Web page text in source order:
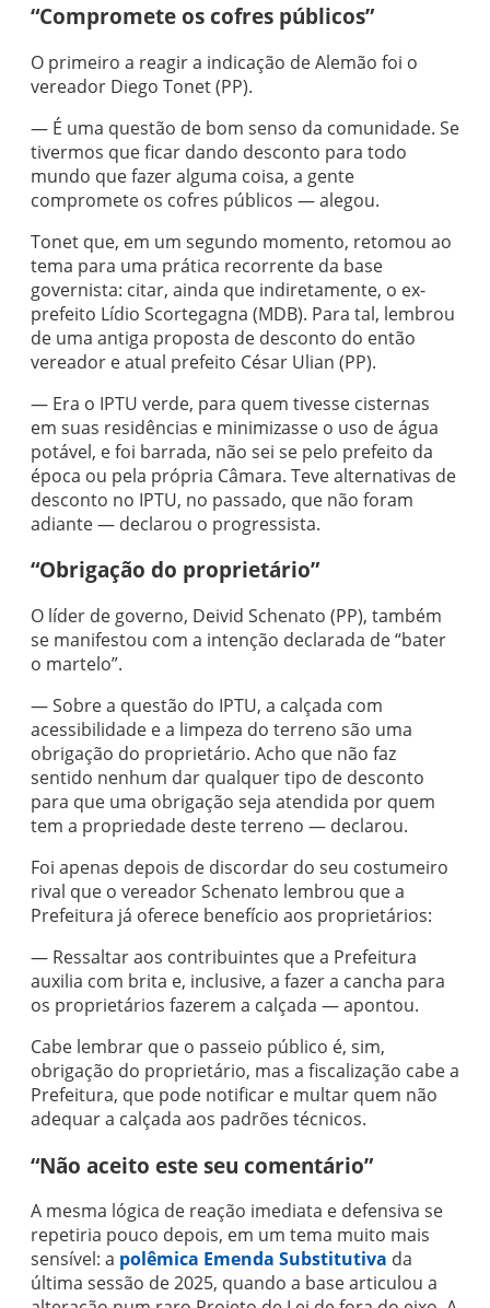
“Compromete os cofres públicos”
O primeiro a reagir a indicação de Alemão foi o
vereador Diego Tonet (PP).
— É uma questão de bom senso da comunidade. Se
tivermos que ficar dando desconto para todo
mundo que fazer alguma coisa, a gente
compromete os cofres públicos — alegou.
Tonet que, em um segundo momento, retomou ao
tema para uma prática recorrente da base
governista: citar, ainda que indiretamente, o ex-
prefeito Lídio Scortegagna (MDB). Para tal, lembrou
de uma antiga proposta de desconto do então
vereador e atual prefeito César Ulian (PP).
— Era o IPTU verde, para quem tivesse cisternas
em suas residências e minimizasse o uso de água
potável, e foi barrada, não sei se pelo prefeito da
época ou pela própria Câmara. Teve alternativas de
desconto no IPTU, no passado, que não foram
adiante — declarou o progressista.
“Obrigação do proprietário”
O líder de governo, Deivid Schenato (PP), também
se manifestou com a intenção declarada de “bater
o martelo”.
— Sobre a questão do IPTU, a calçada com
acessibilidade e a limpeza do terreno são uma
obrigação do proprietário. Acho que não faz
sentido nenhum dar qualquer tipo de desconto
para que uma obrigação seja atendida por quem
tem a propriedade deste terreno — declarou.
Foi apenas depois de discordar do seu costumeiro
rival que o vereador Schenato lembrou que a
Prefeitura já oferece benefício aos proprietários:
— Ressaltar aos contribuintes que a Prefeitura
auxilia com brita e, inclusive, a fazer a cancha para
os proprietários fazerem a calçada — apontou.
Cabe lembrar que o passeio público é, sim,
obrigação do proprietário, mas a fiscalização cabe a
Prefeitura, que pode notificar e multar quem não
adequar a calçada aos padrões técnicos.
“Não aceito este seu comentário”
A mesma lógica de reação imediata e defensiva se
repetiria pouco depois, em um tema muito mais
sensível: a polêmica Emenda Substitutiva da
última sessão de 2025, quando a base articulou a